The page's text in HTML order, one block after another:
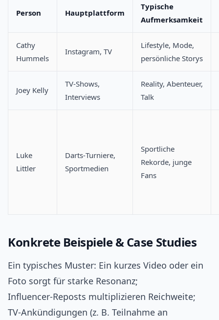
Person Hauptplattform
Typische
Aufmerksamkeit
Cathy
Hummels
Instagram, TV
Lifestyle, Mode,
persönliche Storys
Joey Kelly
TV‑Shows,
Interviews
Reality, Abenteuer,
Talk
Luke
Littler
Darts‑Turniere,
Sportmedien
Sportliche
Rekorde, junge
Fans
Konkrete Beispiele & Case Studies
Ein typisches Muster: Ein kurzes Video oder ein
Foto sorgt für starke Resonanz;
Influencer‑Reposts multiplizieren Reichweite;
TV‑Ankündigungen (z. B. Teilnahme an